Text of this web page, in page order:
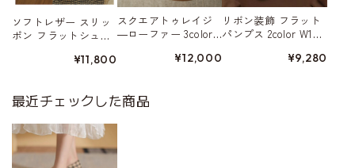
ソフトレザー スリッ
ポン フラットシュー
¥11,800
スクエアトゥレイジ
―ローファー 3color
¥12,000
リボン装飾 フラット
パンプス 2color W104
¥9,280
最近チェックした商品